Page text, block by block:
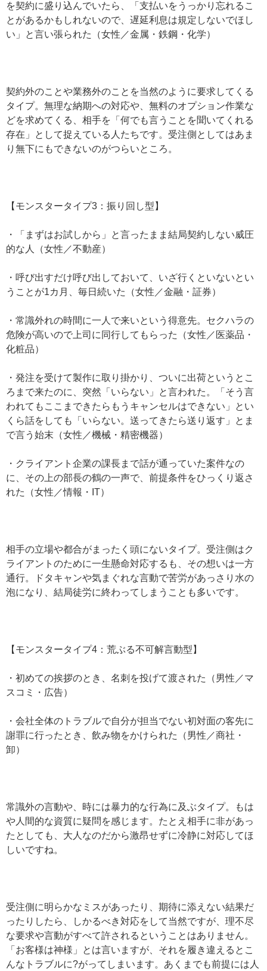
を契約に盛り込んでいたら、「支払いをうっかり忘れるこ
とがあるかもしれないので、遅延利息は規定しないでほし
い」と言い張られた（女性／金属・鉄鋼・化学）
契約外のことや業務外のことを当然のように要求してくる
タイプ。無理な納期への対応や、無料のオプション作業な
どを求めてくる、相手を「何でも言うことを聞いてくれる
存在」として捉えている人たちです。受注側としてはあま
り無下にもできないのがつらいところ。
【モンスタータイプ3：振り回し型】
・「まずはお試しから」と言ったまま結局契約しない威圧
的な人（女性／不動産）
・呼び出すだけ呼び出しておいて、いざ行くといないとい
うことが1カ月、毎日続いた（女性／金融・証券）
・常識外れの時間に一人で来いという得意先。セクハラの
危険が高いので上司に同行してもらった（女性／医薬品・
化粧品）
・発注を受けて製作に取り掛かり、ついに出荷というとこ
ろまで来たのに、突然「いらない」と言われた。「そう言
われてもここまできたらもうキャンセルはできない」とい
くら話をしても「いらない。送ってきたら送り返す」とま
で言う始末（女性／機械・精密機器）
・クライアント企業の課長まで話が通っていた案件なの
に、その上の部長の鶴の一声で、前提条件をひっくり返さ
れた（女性／情報・IT）
相手の立場や都合がまったく頭にないタイプ。受注側はク
ライアントのために一生懸命対応するも、その想いは一方
通行。ドタキャンや気まぐれな言動で苦労があっさり水の
泡になり、結局徒労に終わってしまうことも多いです。
【モンスタータイプ4：荒ぶる不可解言動型】
・初めての挨拶のとき、名刺を投げて渡された（男性／マ
スコミ・広告）
・会社全体のトラブルで自分が担当でない初対面の客先に
謝罪に行ったとき、飲み物をかけられた（男性／商社・
卸）
常識外の言動や、時には暴力的な行為に及ぶタイプ。もは
や人間的な資質に疑問を感じます。たとえ相手に非があっ
たとしても、大人なのだから激昂せずに冷静に対応してほ
しいですね。
受注側に明らかなミスがあったり、期待に添えない結果だ
ったりしたら、しかるべき対応をして当然ですが、理不尽
な要求や言動がすべて許されるということはありません。
「お客様は神様」とは言いますが、それを履き違えるとこ
んなトラブルに?がってしまいます。あくまでも前提には人